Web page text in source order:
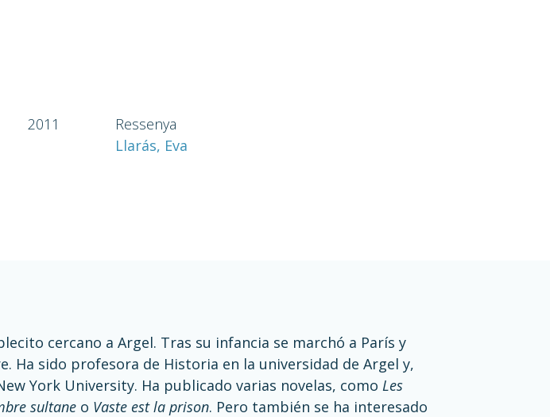
2011
Ressenya
Llarás, Eva
cercano a Argel. Tras su infancia se marchó a París y
Ha sido profesora de Historia en la universidad de Argel y,
York University. Ha publicado varias novelas, como Les
sultane o Vaste est la prison. Pero también se ha interesado